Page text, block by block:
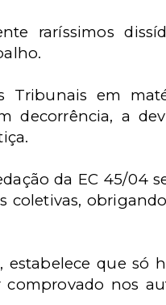
raríssimos
Tribunais em
decorrência, a
da EC 45/04
coletivas,
que só
comprovado nos